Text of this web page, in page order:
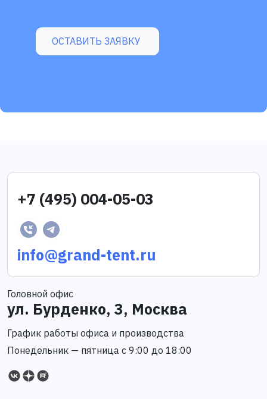
ОСТАВИТЬ ЗАЯВКУ
+7 (495) 004-05-03
info@grand-tent.ru
Головной офис
ул. Бурденко, 3, Москва
График работы офиса и производства
Понедельник — пятница с 9:00 до 18:00